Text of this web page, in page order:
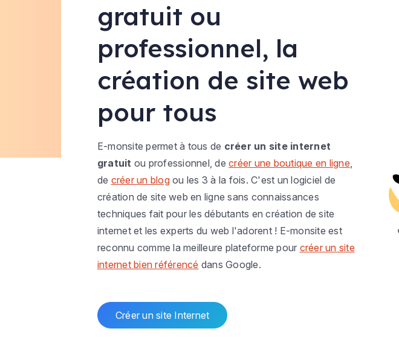
gratuit ou
professionnel, la
création de site web
pour tous
E-monsite permet à tous de créer un site internet
gratuit ou professionnel, decréer une boutique en ligne,
de créer un blogou les 3 à la fois. C'est un logiciel de
création de site web en ligne sans connaissances
techniques fait pour les débutants en création de site
internet et les experts du web l'adorent ! E-monsite est
reconnu comme la meilleure plateforme pour créer un site
internet bien référencé dans Google.
Créer un site Internet